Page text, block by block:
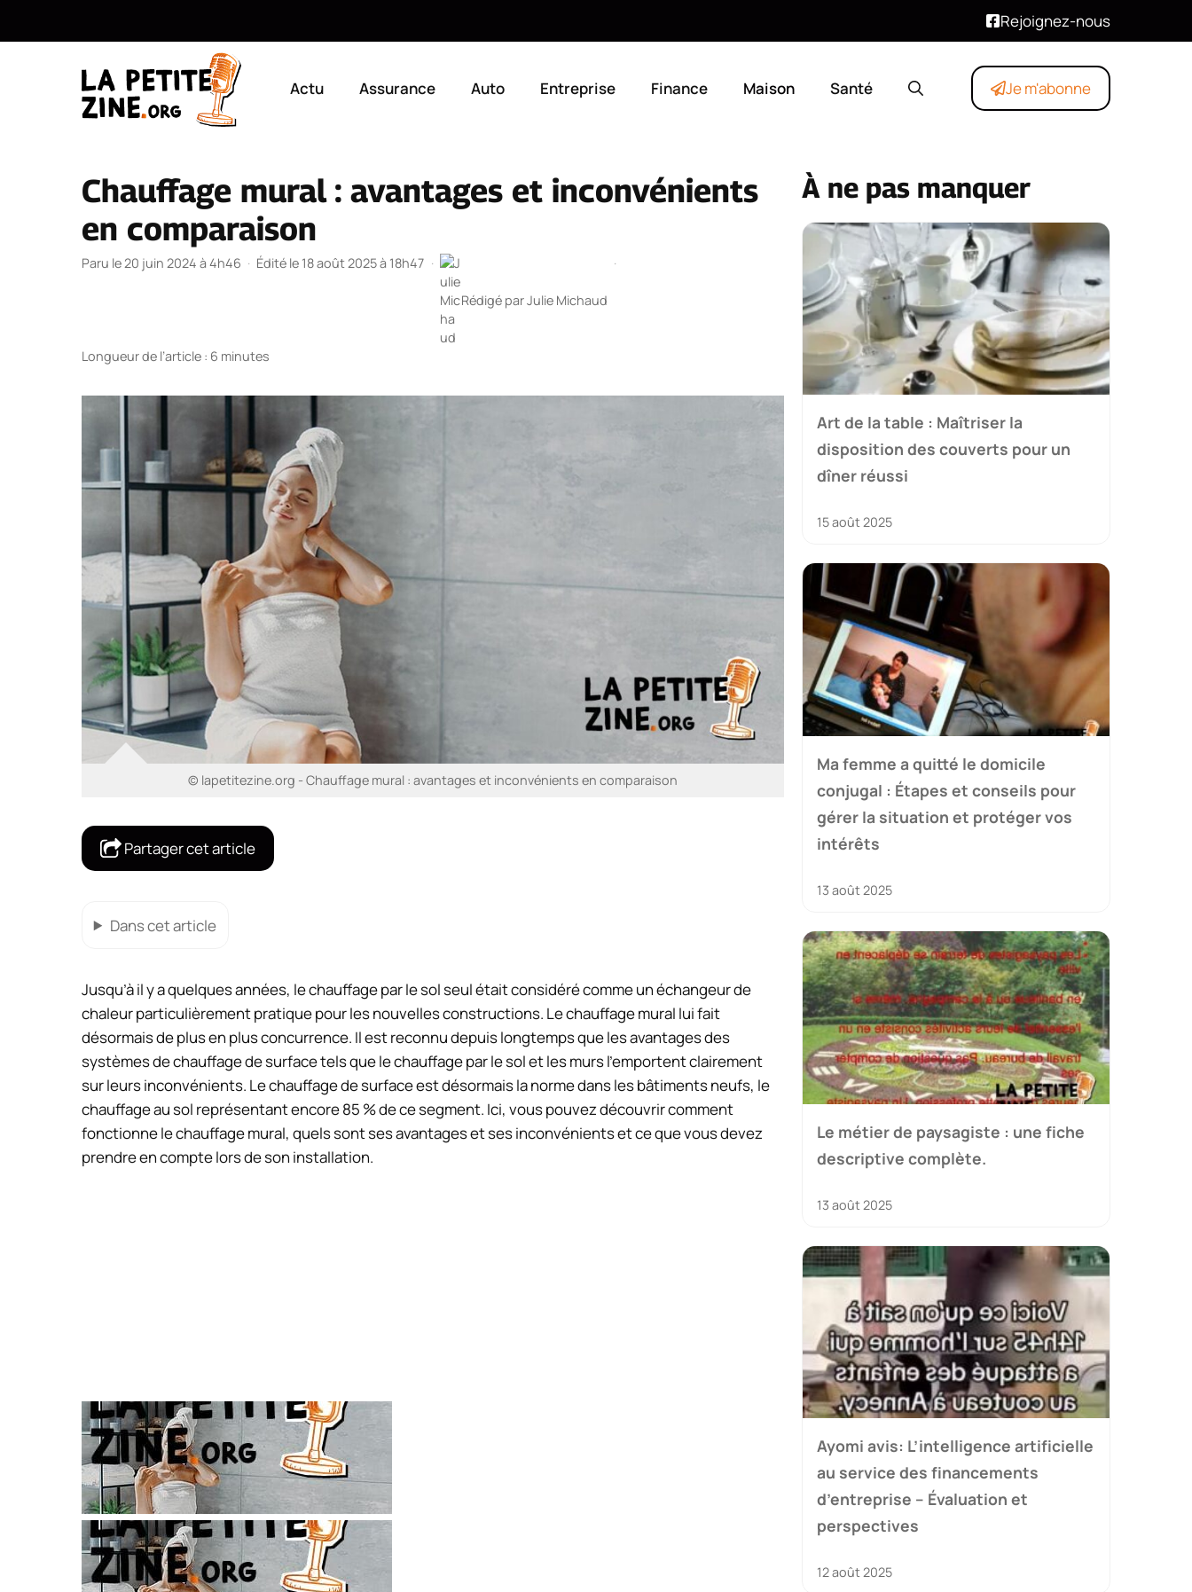
Rejoignez-nous
Actu Assurance Auto Entreprise Finance Maison Santé Je m'abonne
Chauffage mural : avantages et inconvénients
en comparaison
Paru le 20 juin 2024 à 4h46 · Édité le 18 août 2025 à 18h47 ·
Rédigé parJulie Michaud
·
Longueur de l’article : 6 minutes
© lapetitezine.org - Chauffage mural : avantages et inconvénients en comparaison
Partager cet article
Dans cet article
Jusqu’à il y a quelques années, le chauffage par le sol seul était considéré comme un échangeur de
chaleur particulièrement pratique pour les nouvelles constructions. Le chauffage mural lui fait
désormais de plus en plus concurrence. Il est reconnu depuis longtemps que les avantages des
systèmes de chauffage de surface tels que le chauffage par le sol et les murs l’emportent clairement
sur leurs inconvénients. Le chauffage de surface est désormais la norme dans les bâtiments neufs, le
chauffage au sol représentant encore 85 % de ce segment. Ici, vous pouvez découvrir comment
fonctionne le chauffage mural, quels sont ses avantages et ses inconvénients et ce que vous devez
prendre en compte lors de son installation.
À ne pas manquer
Art de la table : Maîtriser la
disposition des couverts pour un
dîner réussi
15 août 2025
Ma femme a quitté le domicile
conjugal : Étapes et conseils pour
gérer la situation et protéger vos
intérêts
13 août 2025
Le métier de paysagiste : une fiche
descriptive complète.
13 août 2025
Ayomi avis: L’intelligence artificielle
au service des financements
d’entreprise – Évaluation et
perspectives
12 août 2025